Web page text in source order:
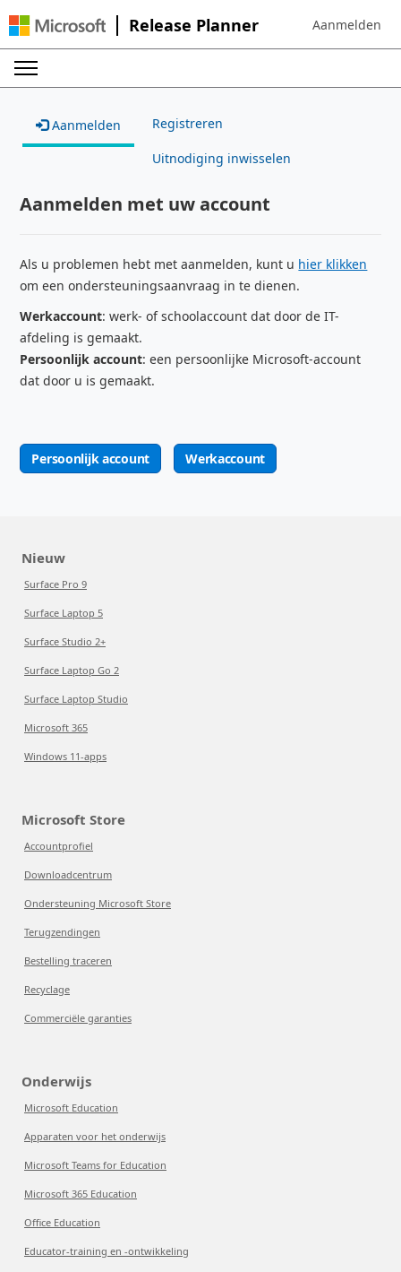
Release Planner Sign in to your
Aanmelden
Aanmelden Registreren
Uitnodiging inwisselen
Aanmelden met uw account
Als u problemen hebt met aanmelden, kunt u hier klikken
om een ondersteuningsaanvraag in te dienen.
Werkaccount: werk- of schoolaccount dat door de IT-
afdeling is gemaakt.
Persoonlijk account: een persoonlijke Microsoft-account
dat door u is gemaakt.
Persoonlijk account Werkaccount
Nieuw
Surface Pro 9
Surface Laptop 5
Surface Studio 2+
Surface Laptop Go 2
Surface Laptop Studio
Microsoft 365
Windows 11-apps
Microsoft Store
Accountprofiel
Downloadcentrum
Ondersteuning Microsoft Store
Terugzendingen
Bestelling traceren
Recyclage
Commerciële garanties
Onderwijs
Microsoft Education
Apparaten voor het onderwijs
Microsoft Teams for Education
Microsoft 365 Education
Office Education
Educator-training en -ontwikkeling